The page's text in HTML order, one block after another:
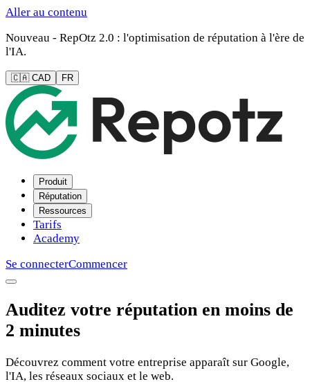
Aller au contenu
Nouveau - RepOtz 2.0 : l'optimisation de réputation à l'ère de
l'IA.
🇨🇦 CAD FR
Produit
Réputation
Ressources
Tarifs
Academy
Se connecterCommencer
Auditez votre réputation en moins de
2 minutes
Découvrez comment votre entreprise apparaît sur Google,
l'IA, les réseaux sociaux et le web.